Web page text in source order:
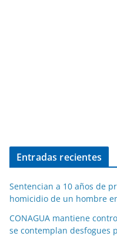
Entradas recientes
Sentencian a 10 años de
homicidio de un hombre
CONAGUA mantiene
se contemplan desfogues